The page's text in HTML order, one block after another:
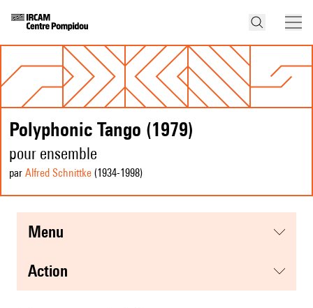
Polyphonic Tango (1979)
pour ensemble
par Alfred Schnittke (1934-1998)
menu
action